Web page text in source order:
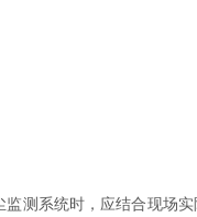
测系统时，应结合现场